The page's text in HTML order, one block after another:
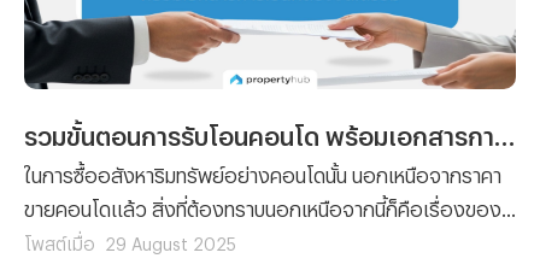
ในการซื้ออสังหาริมทรัพย์อย่างคอนโดนั้น นอกเหนือจากราคา
ขายคอนโดแล้ว สิ่งที่ต้องทราบนอกเหนือจากนี้ก็คือเรื่องของ
ขั้นตอนต่างๆ ที่ผู้ซื้อทุกรายจะต้องทำความเข้าใจ เพราะไม่ว่าจะ
โพสต์เมื่อ 29 August 2025